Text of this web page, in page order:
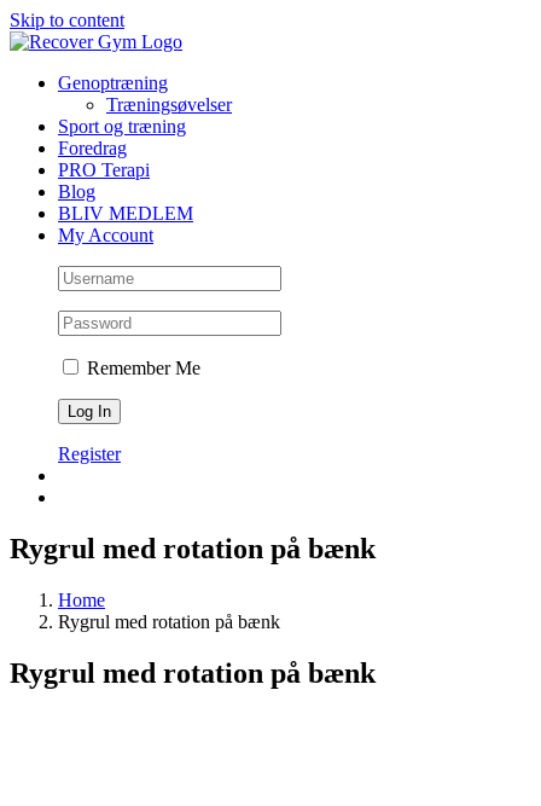
Skip to content
Genoptræning
Træningsøvelser
Sport og træning
Foredrag
PRO Terapi
Blog
BLIV MEDLEM
My Account
Remember Me
Register
Rygrul med rotation på bænk
Home
Rygrul med rotation på bænk
Rygrul med rotation på bænk